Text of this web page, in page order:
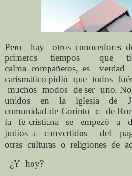
Pero hay otros conocedores
primeros
tiempos que
calma compañeros, es verdad
carismático pidió que todos
muchos modos de ser uno. No
unidos
en la iglesia de
comunidad de Corinto o de
la
fe cristiana se empezó a
judíos a
convertidos del
otras culturas o religiones de
¿Y hoy?